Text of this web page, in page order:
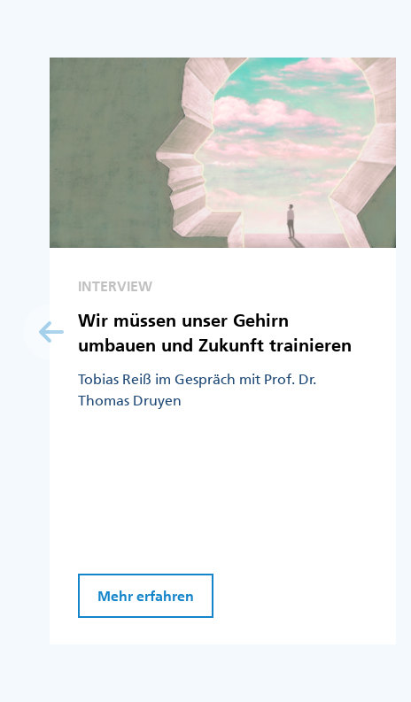
INTERVIEW
Wir müssen unser Gehirn
umbauen und Zukunft trainieren
Tobias Reiß im Gespräch mit Prof. Dr.
Thomas Druyen
Mehr erfahren